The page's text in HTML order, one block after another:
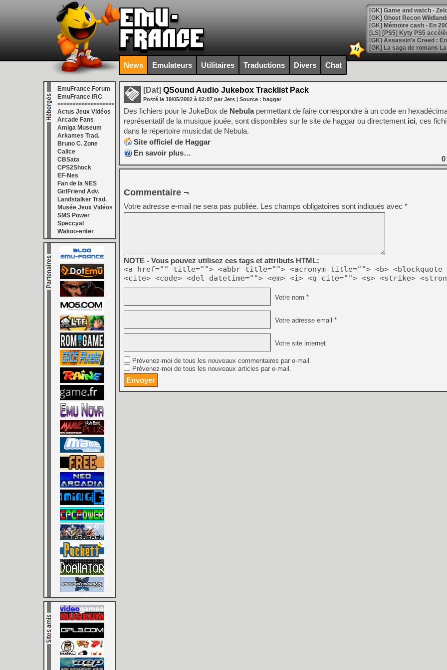
[Mo5] DOOM arrive en
[GK] Bethesda fête les 30
[GK] Roblox : l'action en
[GK] Agenda - GeForce
[GK] Devolver Digital en a
[LS] [PS5] ps5-y2jb-
[GK] Pourquoi Marvel
[GK] Test : Restory : Chill
[GK] GTA 6 : Rockstar
[GK] Hot Wheels Infinite
[GK] Mémoire cash -
[GK] Résultats Nintendo :
[GK] Déjà des
[Mo5] Brickboy cherche à
[GK] Minecraft et ses «
[GK] Beast of
[GK] Ubisoft : fin de partie
[GK] Mémoire cash -
[GK] Dan Houser (GTA)
[GK] Comment EA Sports
[GK] Crimson Moon : un
[GK] Isle of Reveries : le
[GK] Moonlighter 2 : The
[GK] Capcom relance
[Mo5] Deux inédits du
[GK] Le beat'em up The
[GK] Endless Legend 2 :
[LS] [PS5] Premiers
News Emulateurs Utilitaires Traductions Divers Chat
EmuFrance Forum
EmuFrance IRC
===================
Actus Jeux Vidéos
Arcade Fans
Amiga Museum
Arkames Trad.
Bruno C. Zone
Calice
CBSata
CPS2Shock
EF-Nes
Fan de la NES
GirlFriend Adv.
Landstalker Trad.
Musée Jeux Vidéos
SMS Power
Speccyal
Wakoo-enter
[Dat] QSound Audio Jukebox Tracklist Pack
Posté le 19/05/2002 à 02:07 par Jets | Source : haggar
Des fichiers pour le JukeBox de Nebulapermettant de faire correspondre à un code en
représentatif de la musique jouée, sont disponibles sur le site de haggar ou directement ici, ces
dans le répertoire musicdat de Nebula.
Site officiel de Haggar
En savoir plus…
0
Commentaire ¬
Votre adresse e-mail ne sera pas publiée. Les champs obligatoires sont indiqués avec *
NOTE - Vous pouvez utilisez ces tags et attributs HTML:
<a href="" title=""> <abbr title=""> <acronym title=""> <b> <blockquote
<cite> <code> <del datetime=""> <em> <i> <q cite=""> <s> <strike>
Votre nom *
Votre adresse email *
Votre site internet
Prévenez-moi de tous les nouveaux commentaires par e-mail.
Prévenez-moi de tous les nouveaux articles par e-mail.